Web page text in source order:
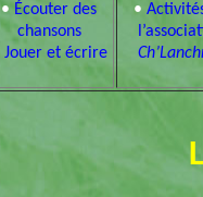
• Écouter des
chansons
Jouer et écrire
•